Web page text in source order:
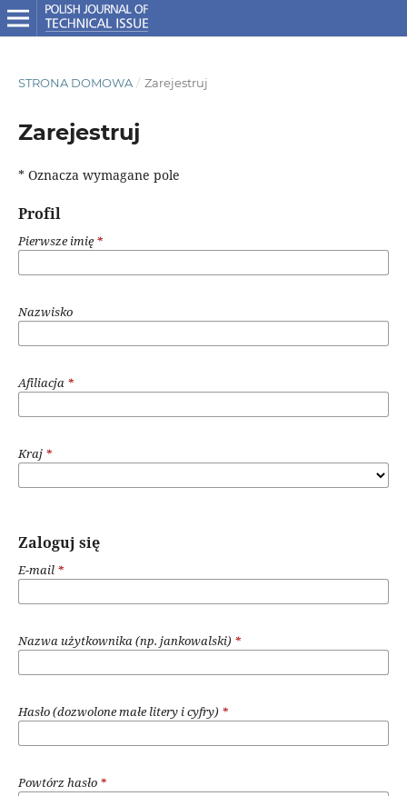
STRONA DOMOWA / Zarejestruj
Zarejestruj
* Oznacza wymagane pole
Profil
Pierwsze imię*
Nazwisko
Afiliacja *
Kraj *
Zaloguj się
E-mail *
Nazwa użytkownika (np. jankowalski) *
Hasło (dozwolone małe litery i cyfry) *
Powtórz hasło *